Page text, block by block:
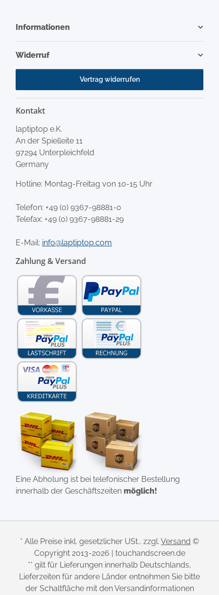
Informationen
Widerruf
Vertrag widerrufen
Kontakt
laptiptop e.K.
An der Spielleite 11
97294 Unterpleichfeld
Germany
Hotline: Montag-Freitag von 10-15 Uhr
Telefon: +49 (0) 9367-98881-0
Telefax: +49 (0) 9367-98881-29
E-Mail: info@laptiptop.com
Zahlung & Versand
Eine Abholung ist bei telefonischer Bestellung
innerhalb der Geschäftszeiten möglich!
* Alle Preise inkl. gesetzlicher USt., zzgl. Versand ©
Copyright 2013-2026 | touchandscreen.de
** gilt für Lieferungen innerhalb Deutschlands,
Lieferzeiten für andere Länder entnehmen Sie bitte
der Schaltfläche mit den Versandinformationen